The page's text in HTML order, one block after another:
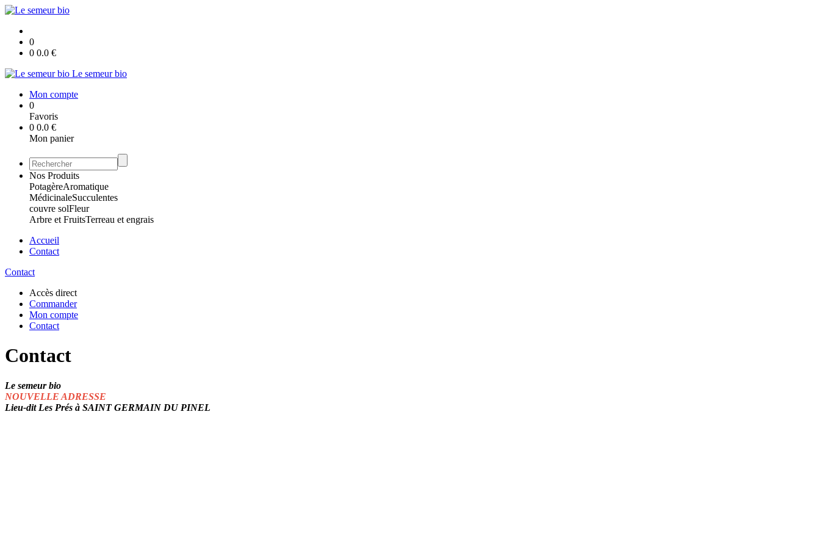
0
0 0.0 €
Le semeur bio
Mon compte
0
Favoris
0 0.0 €
Mon panier
Nos Produits
PotagèreAromatique
MédicinaleSucculentes
couvre solFleur
Arbre et FruitsTerreau et engrais
Accueil
Contact
Contact
Accès direct
Commander
Mon compte
Contact
Contact
Le semeur bio
NOUVELLE ADRESSE
Lieu-dit Les Prés à SAINT GERMAIN DU PINEL